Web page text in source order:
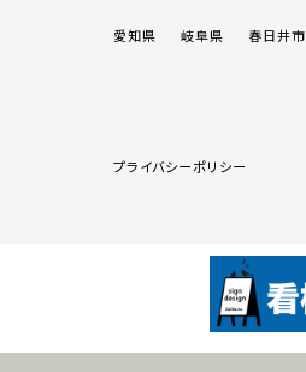
愛知県 岐阜県 春日井市
プライバシーポリシー